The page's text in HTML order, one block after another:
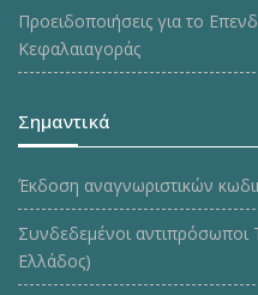
Προειδοποιήσεις για το
Κεφαλαιαγοράς
Σημαντικά
Έκδοση αναγνωριστικών
Συνδεδεμένοι αντιπρόσωποι
Ελλάδος)